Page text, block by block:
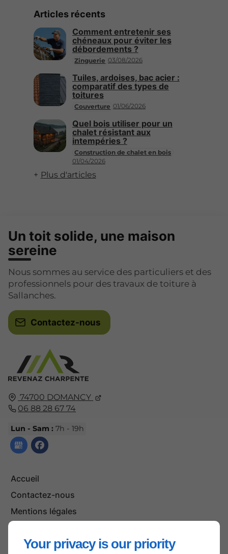
Your privacy is our priority
Articles récents
Zinguerie 03/08/2026
Comment entretenir ses
chéneaux pour éviter les
débordements ?
Couverture 01/06/2026
Tuiles, ardoises, bac acier :
comparatif des types de
toitures
Construction de chalet en bois
01/04/2026
Quel bois utiliser pour un
chalet résistant aux
intempéries ?
Plus d'articles
74700 DOMANCY
06 88 28 67 74
Lun - Sam : 7h - 19h
Accueil
Contactez-nous
Mentions légales
Un toit solide, une maison
sereine
Nous sommes au service des particuliers et des
professionnels pour des travaux de toiture à
Sallanches.
Contactez-nous